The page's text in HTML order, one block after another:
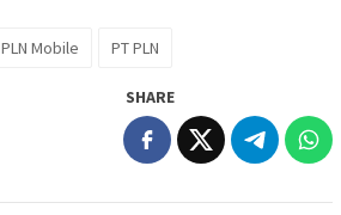
PLN Mobile PT PLN
SHARE